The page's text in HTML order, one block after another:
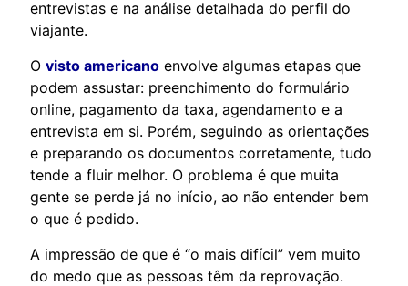
entrevistas e na análise detalhada do perfil do
viajante.
O visto americano envolve algumas etapas que
podem assustar: preenchimento do formulário
online, pagamento da taxa, agendamento e a
entrevista em si. Porém, seguindo as orientações
e preparando os documentos corretamente, tudo
tende a fluir melhor. O problema é que muita
gente se perde já no início, ao não entender bem
o que é pedido.
A impressão de que é “o mais difícil” vem muito
do medo que as pessoas têm da reprovação.